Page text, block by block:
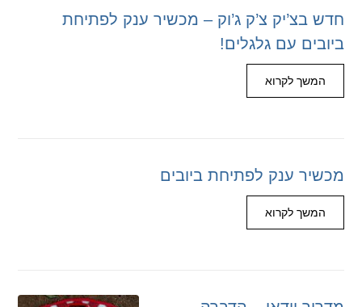
חדש בצ’יק צ’ק ג’וק – מכשיר ענק לפתיחת
ביובים עם גלגלים!
המשך לקרוא
מכשיר ענק לפתיחת ביובים
המשך לקרוא